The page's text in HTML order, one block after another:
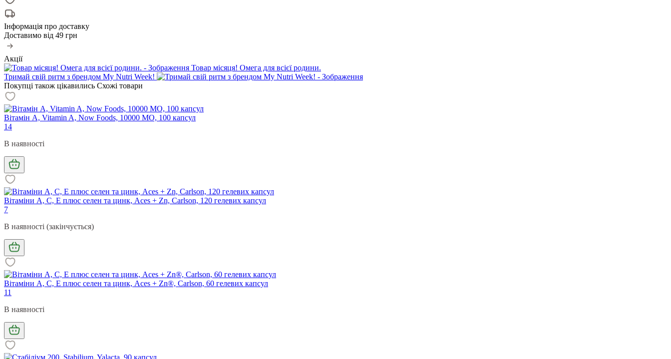
Інформація про доставку
Доставимо від 49 грн
Акції
Товар місяця! Омега для всієї родини.
Тримай свій ритм з брендом My Nutri Week!
Покупці також цікавились Схожі товари
Вітамін А, Vitamin A, Now Foods, 10000 МО, 100 капсул
14
В наявності
Вітаміни А, С, Е плюс селен та цинк, Aces + Zn, Carlson, 120 гелевих капсул
7
В наявності (закінчується)
Вітаміни А, С, Е плюс селен та цинк, Aces + Zn®, Carlson, 60 гелевих капсул
11
В наявності